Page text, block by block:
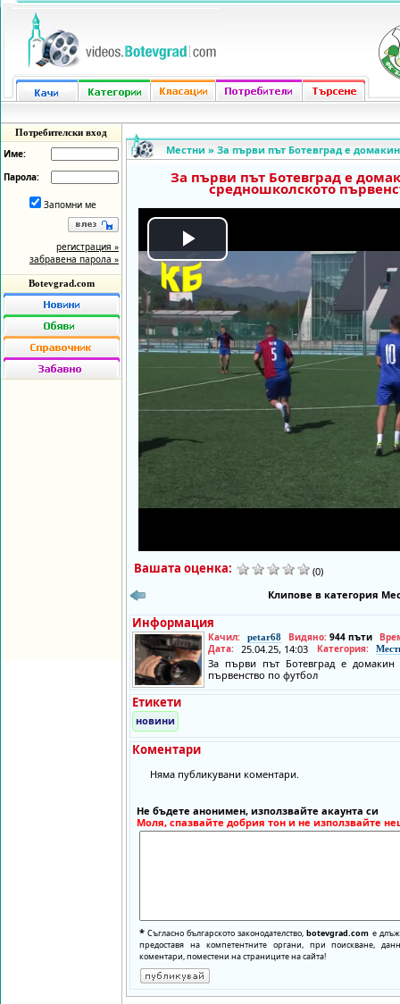
Потребителски вход
Име:
Парола:
Запомни ме
регистрация »
забравена парола »
Botevgrad.com
Местни » За първи път Ботевград е
За първи път Ботевград е
средношколското
Play
Video
Вашата оценка:
(0)
Клипове в категория
Информация
Качил: petar68 Видяно: 944 пъти
Дата: 25.04.25, 14:03 Категория:
За първи път Ботевград е домакин
първенство по футбол
Етикети
новини
Коментари
Няма публикувани коментари.
Не бъдете анонимен, използвайте акаунта си
Моля, спазвайте добрия тон и не използвайте
* Съгласно българското законодателство,botevgrad.com е
предоставя на компетентните органи, при поискване,
коментари, поместени на страниците на сайта!